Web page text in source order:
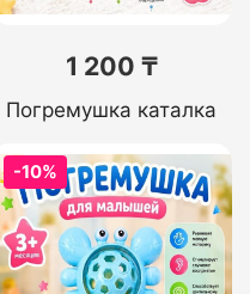
1 200 ₸
Погремушка каталка
-10%